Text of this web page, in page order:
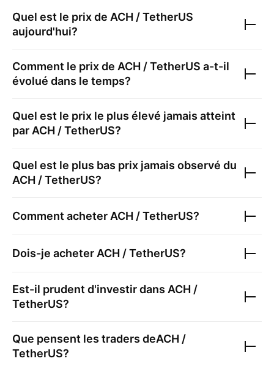
Quel est le prix de ACH / TetherUS
aujourd'hui?
Comment le prix de ACH / TetherUS a-t-il
évolué dans le temps?
Quel est le prix le plus élevé jamais atteint
par ACH / TetherUS?
Quel est le plus bas prix jamais observé du
ACH / TetherUS?
Comment acheter ACH / TetherUS?
Dois-je acheter ACH / TetherUS?
Est-il prudent d'investir dans ACH /
TetherUS?
Que pensent les traders deACH /
TetherUS?